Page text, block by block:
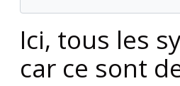
Ici, tous les
car ce sont